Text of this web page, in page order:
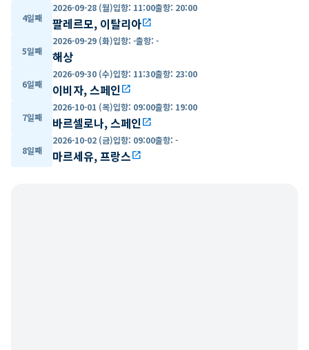
4일째
2026-09-28 (월)입항: 11:00출항: 20:00
팔레르모, 이탈리아open_in_new
5일째
2026-09-29 (화)입항: -출항: -
해상
6일째
2026-09-30 (수)입항: 11:30출항: 23:00
이비자, 스페인open_in_new
7일째
2026-10-01 (목)입항: 09:00출항: 19:00
바르셀로나, 스페인open_in_new
8일째
2026-10-02 (금)입항: 09:00출항: -
마르세유, 프랑스open_in_new